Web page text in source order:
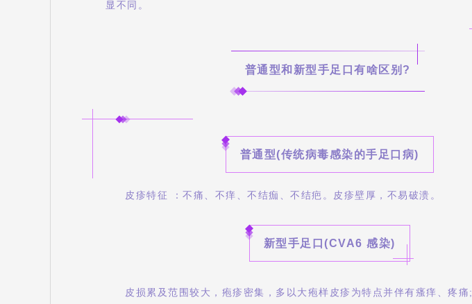
显不同。
普通型和新型手足口有啥区别?
普通型(传统病毒感染的手足口病)
皮疹特征 ：不痛、不痒、不结痂、不结疤。皮疹壁厚，不易破溃。
新型手足口(CVA6 感染)
皮损累及范围较大，疱疹密集，多以大疱样皮疹为特点并伴有瘙痒、疼痛;